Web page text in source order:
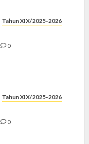
Tahun XIX/2025-2026
0
Tahun XIX/2025-2026
0